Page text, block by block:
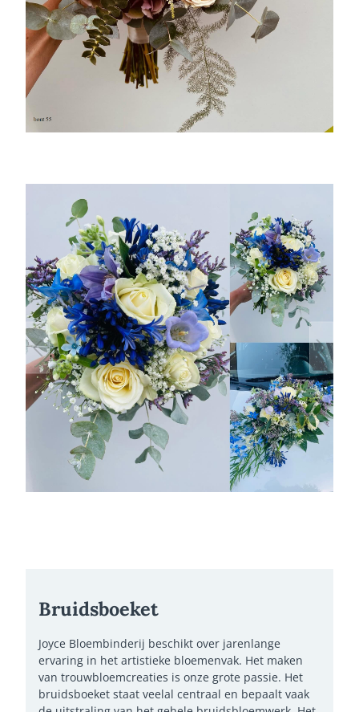
Bruidsboeket
Joyce Bloembinderij beschikt over jarenlange
ervaring in het artistieke bloemenvak. Het maken
van trouwbloemcreaties is onze grote passie. Het
bruidsboeket staat veelal centraal en bepaalt vaak